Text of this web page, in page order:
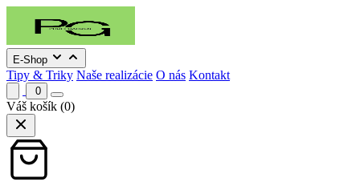
E-Shop
Tipy & Triky Naše realizácie O nás Kontakt
0
Váš košík (0)